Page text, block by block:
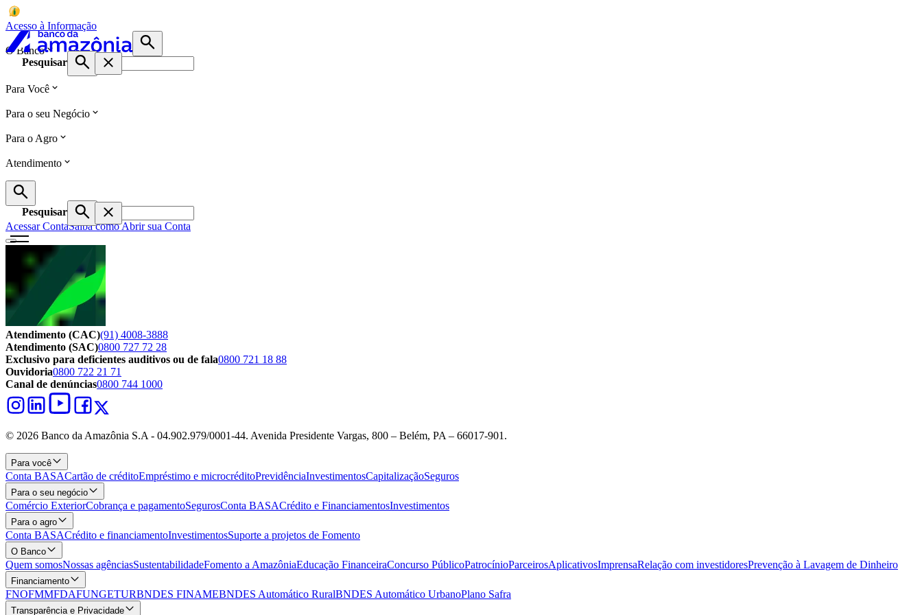
Acesso à Informação
O Banco
Pesquisar
Para Você
Para o seu Negócio
Para o Agro
Atendimento
Pesquisar
Acessar ContaSaiba como Abrir sua Conta
Atendimento (CAC)(91) 4008-3888
Atendimento (SAC)0800 727 72 28
Exclusivo para deficientes auditivos ou de fala0800 721 18 88
Ouvidoria0800 722 21 71
Canal de denúncias0800 744 1000
© 2026 Banco da Amazônia S.A - 04.902.979/0001‐44. Avenida Presidente Vargas, 800 – Belém, PA – 66017-901.
Para você
Conta BASACartão de créditoEmpréstimo e microcréditoPrevidênciaInvestimentosCapitalizaçãoSeguros
Para o seu negócio
Comércio ExteriorCobrança e pagamentoSegurosConta BASACrédito e FinanciamentosInvestimentos
Para o agro
Conta BASACrédito e financiamentoInvestimentosSuporte a projetos de Fomento
O Banco
Quem somosNossas agênciasSustentabilidadeFomento a AmazôniaEducação FinanceiraConcurso PúblicoPatrocínioParceirosAplicativosImprensaRelação com investidoresPrevenção à Lavagem de Dinheiro
Financiamento
FNOFMMFDAFUNGETURBNDES FINAMEBNDES Automático RuralBNDES Automático UrbanoPlano Safra
Transparência e Privacidade